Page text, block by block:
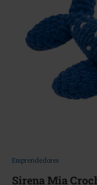
Emprendedores
Sirena Mia